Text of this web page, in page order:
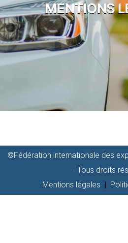
MENTIONS
©Fédération internationale des
- Tous droits
Mentions légales